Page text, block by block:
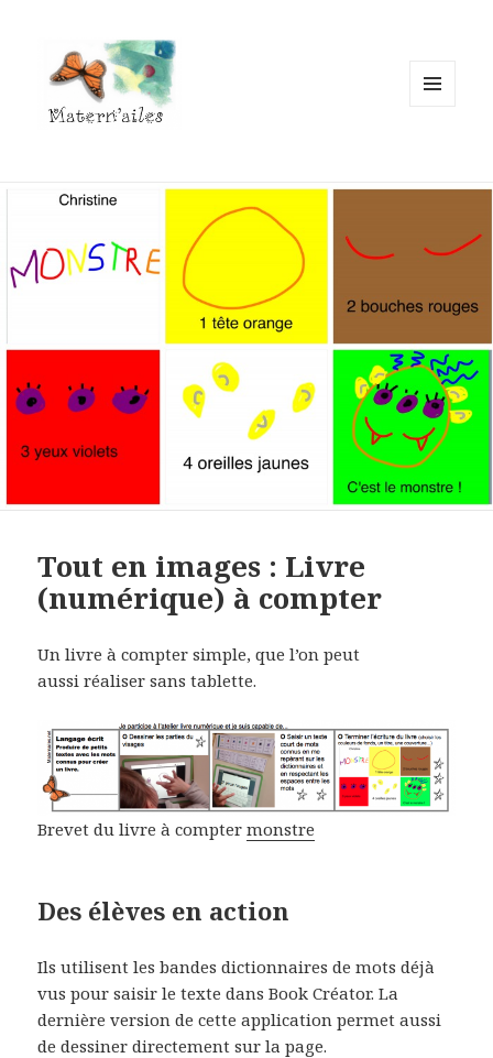
Tout en images : Livre
(numérique) à compter
Un livre à compter simple, que l’on peut
aussi réaliser sans tablette.
Brevet du livre à comptermonstre
Des élèves en action
Ils utilisent les bandes dictionnaires de mots déjà
vus pour saisir le texte dans Book Créator. La
dernière version de cette application permet aussi
de dessiner directement sur la page.